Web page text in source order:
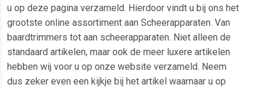
u op deze pagina verzameld. Hierdoor vindt u bij ons het
grootste online assortiment aan Scheerapparaten. Van
baardtrimmers tot aan scheerapparaten. Niet alleen de
standaard artikelen, maar ook de meer luxere artikelen
hebben wij voor u op onze website verzameld. Neem
dus zeker even een kijkje bij het artikel waarnaar u op